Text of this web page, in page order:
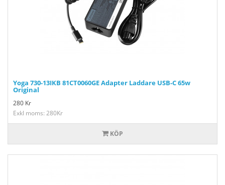
Yoga 730-13IKB 81CT0060GE Adapter Laddare USB-C 65w
Original
280 Kr
Exkl moms: 280Kr
KÖP